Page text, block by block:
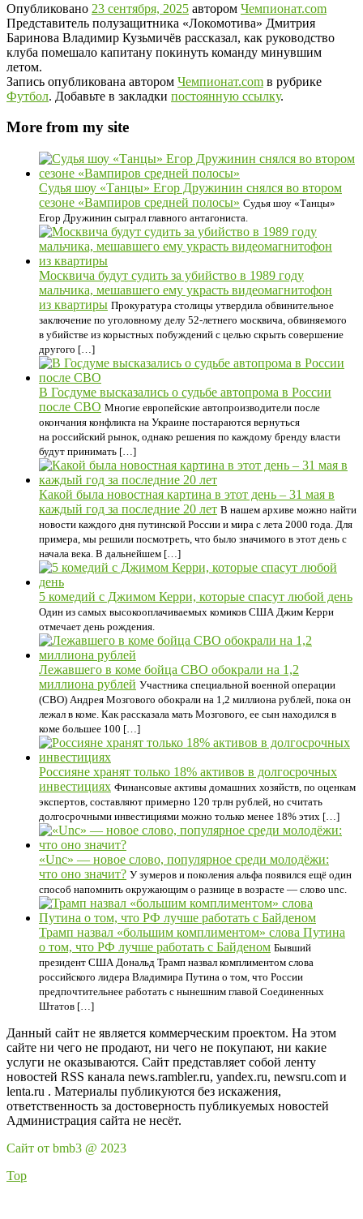
Опубликовано 23 сентября, 2025 автором Чемпионат.com
Представитель полузащитника «Локомотива» Дмитрия
Баринова Владимир Кузьмичёв рассказал, как руководство
клуба помешало капитану покинуть команду минувшим
летом.
Запись опубликована автором Чемпионат.com в рубрике
Футбол. Добавьте в закладки постоянную ссылку.
More from my site
Судья шоу «Танцы» Егор Дружинин снялся во втором
сезоне «Вампиров средней полосы» Судья шоу «Танцы»
Егор Дружинин сыграл главного антагониста.
Москвича будут судить за убийство в 1989 году
мальчика, мешавшего ему украсть видеомагнитофон
из квартиры Прокуратура столицы утвердила обвинительное
заключение по уголовному делу 52-летнего москвича, обвиняемого
в убийстве из корыстных побуждений с целью скрыть совершение
другого […]
В Госдуме высказались о судьбе автопрома в России
после СВО Многие европейские автопроизводители после
окончания конфликта на Украине постараются вернуться
на российский рынок, однако решения по каждому бренду власти
будут принимать […]
Какой была новостная картина в этот день – 31 мая в
каждый год за последние 20 лет В нашем архиве можно найти
новости каждого дня путинской России и мира с лета 2000 года. Для
примера, мы решили посмотреть, что было значимого в этот день с
начала века. В дальнейшем […]
5 комедий с Джимом Керри, которые спасут любой день
Один из самых высокооплачиваемых комиков США Джим Керри
отмечает день рождения.
Лежавшего в коме бойца СВО обокрали на 1,2
миллиона рублей Участника специальной военной операции
(СВО) Андрея Мозгового обокрали на 1,2 миллиона рублей, пока он
лежал в коме. Как рассказала мать Мозгового, ее сын находился в
коме большее 100 […]
Россияне хранят только 18% активов в долгосрочных
инвестициях Финансовые активы домашних хозяйств, по оценкам
экспертов, составляют примерно 120 трлн рублей, но считать
долгосрочными инвестициями можно только менее 18% этих […]
«Unc» — новое слово, популярное среди молодёжи:
что оно значит? У зумеров и поколения альфа появился ещё один
способ напомнить окружающим о разнице в возрасте — слово unc.
Трамп назвал «большим комплиментом» слова Путина
о том, что РФ лучше работать с Байденом Бывший
президент США Дональд Трамп назвал комплиментом слова
российского лидера Владимира Путина о том, что России
предпочтительнее работать с нынешним главой Соединенных
Штатов […]
Данный сайт не является коммерческим проектом. На этом
сайте ни чего не продают, ни чего не покупают, ни какие
услуги не оказываются. Сайт представляет собой ленту
новостей RSS канала news.rambler.ru, yandex.ru, newsru.com и
lenta.ru . Материалы публикуются без искажения,
ответственность за достоверность публикуемых новостей
Администрация сайта не несёт.
Сайт от bmb3 @ 2023
Top